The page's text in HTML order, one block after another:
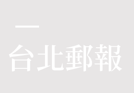
—
台北郵報